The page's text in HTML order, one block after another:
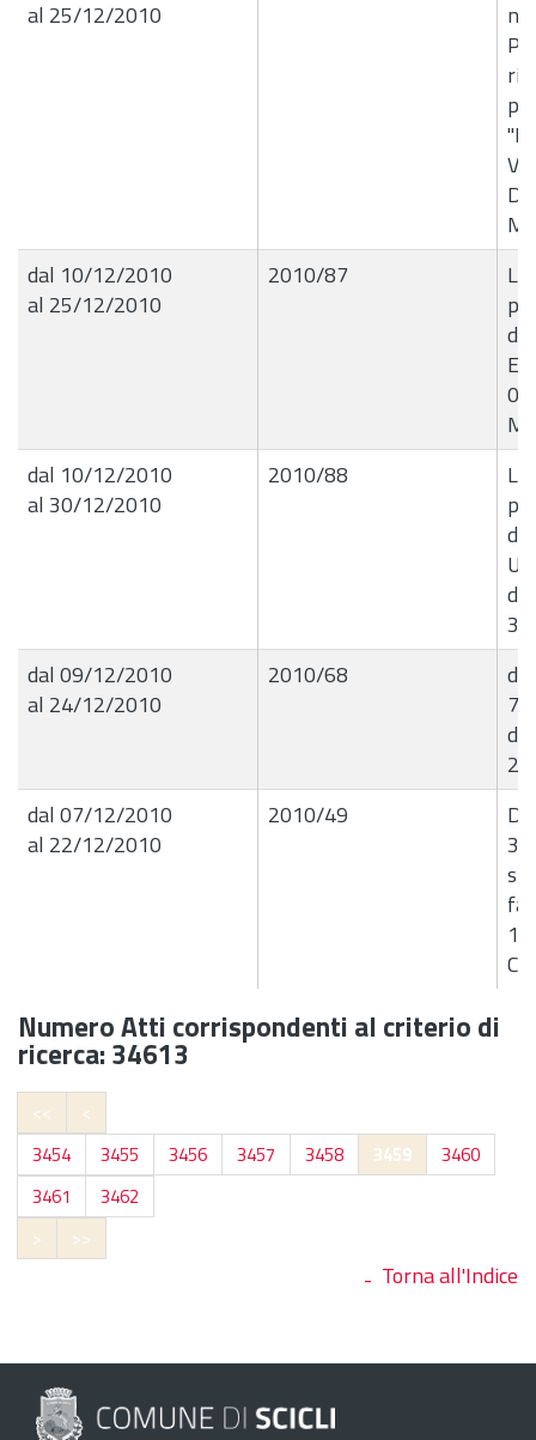
al 25/12/2010
dal 10/12/2010
al 25/12/2010
2010/87
dal 10/12/2010
al 30/12/2010
2010/88
dal 09/12/2010
al 24/12/2010
2010/68
dal 07/12/2010
al 22/12/2010
2010/49
Numero Atti corrispondenti al criterio di
ricerca: 34613
<<
<
3454
3455 3456 3457 3458 3459
3460
3461
3462
>
>>
Torna all'Indice